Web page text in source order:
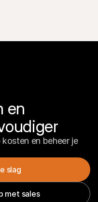
en
en beheer je
slag
met sales